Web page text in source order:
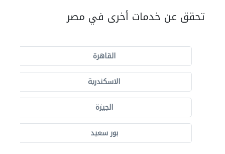
تحقق عن خدمات أخرى في مصر
القاهرة
الاسكندرية
الجيزة
بور سعيد